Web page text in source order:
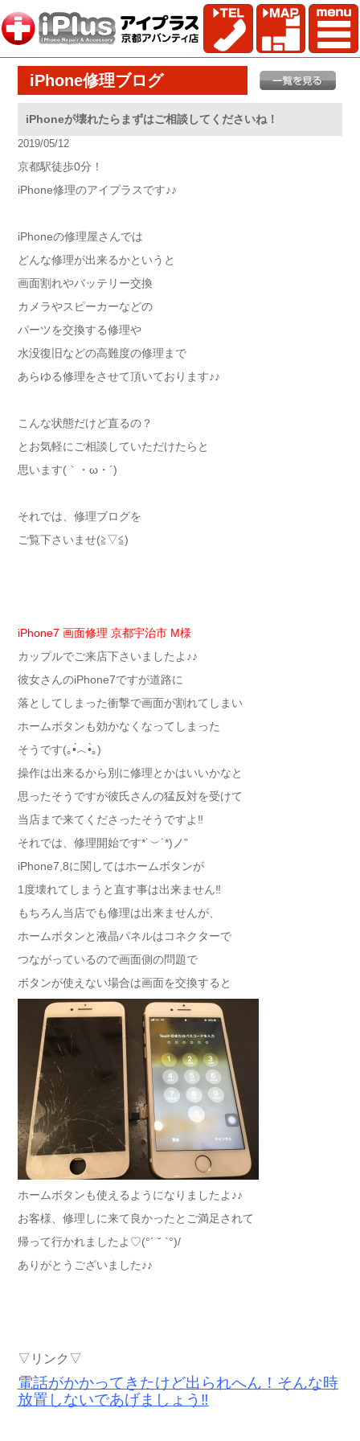
iPhone修理ブログ
iPhoneが壊れたらまずはご相談してくださいね！
2019/05/12
京都駅徒歩0分！
iPhone修理のアイプラスです♪♪
iPhoneの修理屋さんでは
どんな修理が出来るかというと
画面割れやバッテリー交換
カメラやスピーカーなどの
パーツを交換する修理や
水没復旧などの高難度の修理まで
あらゆる修理をさせて頂いております♪♪
こんな状態だけど直るの？
とお気軽にご相談していただけたらと
思います(｀・ω・´)ゞ
それでは、修理ブログを
ご覧下さいませ(≧▽≦)
iPhone7 画面修理 京都宇治市 M様
カップルでご来店下さいましたよ♪♪
彼女さんのiPhone7ですが道路に
落としてしまった衝撃で画面が割れてしまい
ホームボタンも効かなくなってしまった
そうです(｡•́︿•̀｡)
操作は出来るから別に修理とかはいいかなと
思ったそうですが彼氏さんの猛反対を受けて
当店まで来てくださったそうですよ‼︎
それでは、修理開始です*˙︶˙*)ノ”
iPhone7,8に関してはホームボタンが
1度壊れてしまうと直す事は出来ません‼︎
もちろん当店でも修理は出来ませんが、
ホームボタンと液晶パネルはコネクターで
つながっているので画面側の問題で
ボタンが使えない場合は画面を交換すると
ホームボタンも使えるようになりましたよ♪♪
お客様、修理しに来て良かったとご満足されて
帰って行かれましたよ♡(°´ ˘ `°)/
ありがとうございました♪♪
▽リンク▽
電話がかかってきたけど出られへん！そんな時
放置しないであげましょう‼︎